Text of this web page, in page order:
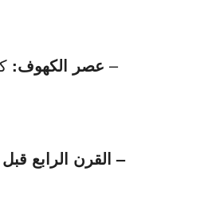
– عصر الكهوف:
– القرن الرابع قبل